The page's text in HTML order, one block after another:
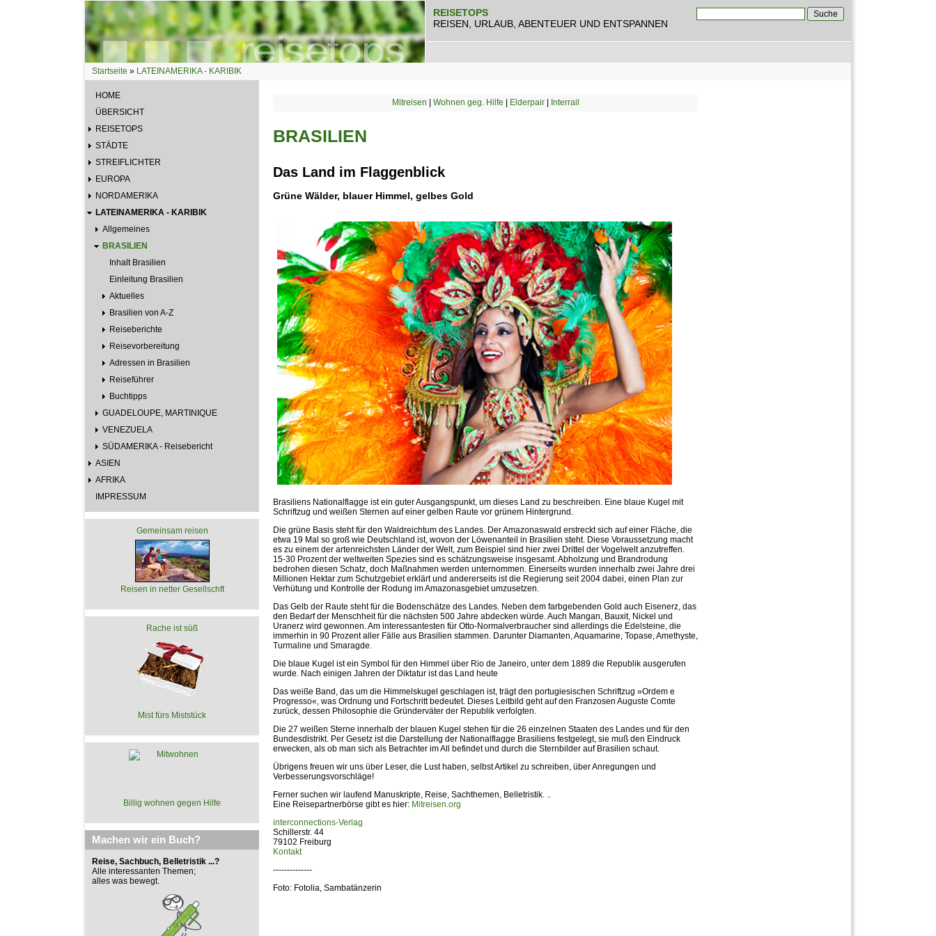
REISETOPS
REISEN, URLAUB, ABENTEUER UND ENTSPANNEN
Sie sind hier
Startseite » LATEINAMERIKA - KARIBIK
HOME
ÜBERSICHT
REISETOPS
STÄDTE
STREIFLICHTER
EUROPA
NORDAMERIKA
LATEINAMERIKA - KARIBIK
Allgemeines
BRASILIEN
Inhalt Brasilien
Einleitung Brasilien
Aktuelles
Brasilien von A-Z
Reiseberichte
Reisevorbereitung
Adressen in Brasilien
Reiseführer
Buchtipps
GUADELOUPE, MARTINIQUE
VENEZUELA
SÜDAMERIKA - Reisebericht
ASIEN
AFRIKA
IMPRESSUM
Gemeinsam reisen
Reisen in netter Gesellschft
Rache ist süß
Mist fürs Miststück
Billig wohnen gegen Hilfe
Machen wir ein Buch?
Reise, Sachbuch, Belletristik ...?
Alle interessanten Themen;
alles was bewegt.
Mitreisen Wohnen geg. Hilfe Elderpair| Interrail
BRASILIEN
Das Land im Flaggenblick
Grüne Wälder, blauer Himmel, gelbes Gold
Brasiliens Nationalflagge ist ein guter Ausgangspunkt, um dieses Land zu beschreiben. Eine blaue Kugel mit
Schriftzug und weißen Sternen auf einer gelben Raute vor grünem Hintergrund.
Die grüne Basis steht für den Waldreichtum des Landes. Der Amazonaswald erstreckt sich auf einer Fläche, die
etwa 19 Mal so groß wie Deutschland ist, wovon der Löwenanteil in Brasilien steht. Diese Voraussetzung macht
es zu einem der artenreichsten Länder der Welt, zum Beispiel sind hier zwei Drittel der Vogelwelt anzutreffen.
15-30 Prozent der weltweiten Spezies sind es schätzungsweise insgesamt. Abholzung und Brandrodung
bedrohen diesen Schatz, doch Maßnahmen werden unternommen. Einerseits wurden innerhalb zwei Jahre drei
Millionen Hektar zum Schutzgebiet erklärt und andererseits ist die Regierung seit 2004 dabei, einen Plan zur
Verhütung und Kontrolle der Rodung im Amazonasgebiet umzusetzen.
Das Gelb der Raute steht für die Bodenschätze des Landes. Neben dem farbgebenden Gold auch Eisenerz, das
den Bedarf der Menschheit für die nächsten 500 Jahre abdecken würde. Auch Mangan, Bauxit, Nickel und
Uranerz wird gewonnen. Am interessantesten für Otto-Normalverbraucher sind allerdings die Edelsteine, die
immerhin in 90 Prozent aller Fälle aus Brasilien stammen. Darunter Diamanten, Aquamarine, Topase, Amethyste,
Turmaline und Smaragde.
Die blaue Kugel ist ein Symbol für den Himmel über Rio de Janeiro, unter dem 1889 die Republik ausgerufen
wurde. Nach einigen Jahren der Diktatur ist das Land heute
Das weiße Band, das um die Himmelskugel geschlagen ist, trägt den portugiesischen Schriftzug »Ordem e
Progresso«, was Ordnung und Fortschritt bedeutet. Dieses Leitbild geht auf den Franzosen Auguste Comte
zurück, dessen Philosophie die Gründerväter der Republik verfolgten.
Die 27 weißen Sterne innerhalb der blauen Kugel stehen für die 26 einzelnen Staaten des Landes und für den
Bundesdistrikt. Per Gesetz ist die Darstellung der Nationalflagge Brasiliens festgelegt, sie muß den Eindruck
erwecken, als ob man sich als Betrachter im All befindet und durch die Sternbilder auf Brasilien schaut.
Übrigens freuen wir uns über Leser, die Lust haben, selbst Artikel zu schreiben, über Anregungen und
Verbesserungsvorschläge!
Ferner suchen wir laufend Manuskripte, Reise, Sachthemen, Belletristik. ..
Eine Reisepartnerbörse gibt es hier: Mitreisen.org
interconnections-Verlag
Schillerstr. 44
79102 Freiburg
Kontakt
--------------
Foto: Fotolia, Sambatänzerin